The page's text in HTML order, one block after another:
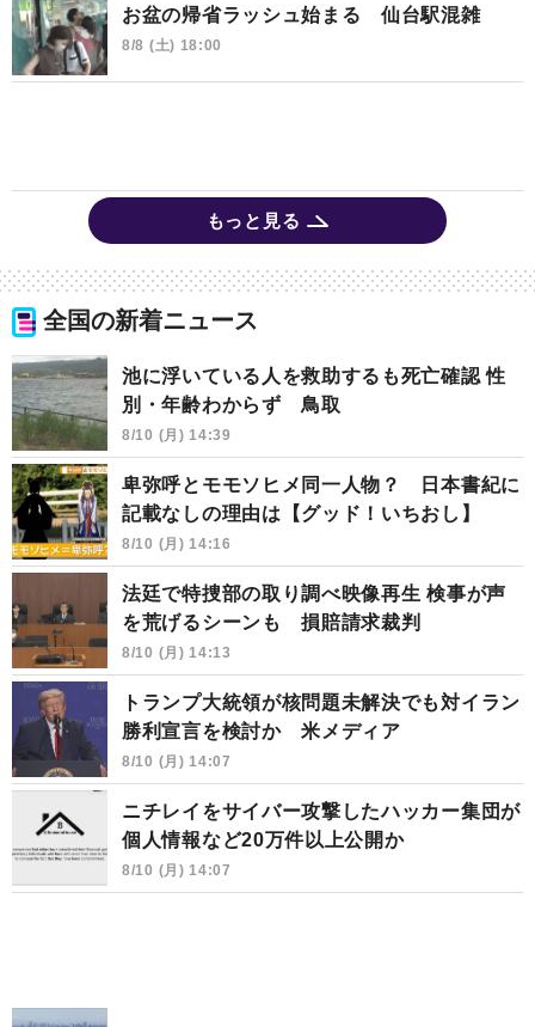
お盆の帰省ラッシュ始まる 仙台駅混雑
8/8 (土) 18:00
もっと見る
全国の新着ニュース
池に浮いている人を救助するも死亡確認 性
別・年齢わからず 鳥取
8/10 (月) 14:39
卑弥呼とモモソヒメ同一人物？ 日本書紀に
記載なしの理由は【グッド！いちおし】
8/10 (月) 14:16
法廷で特捜部の取り調べ映像再生 検事が声
を荒げるシーンも 損賠請求裁判
8/10 (月) 14:13
トランプ大統領が核問題未解決でも対イラン
勝利宣言を検討か 米メディア
8/10 (月) 14:07
ニチレイをサイバー攻撃したハッカー集団が
個人情報など20万件以上公開か
8/10 (月) 14:07